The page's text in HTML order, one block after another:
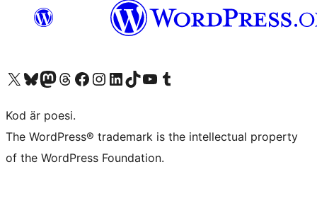
Besök vår X-konto (f.d. Twitter)
Besök vårt Bluesky-konto
Besök vårt Mastodon-konto
Besök vårt Thread-konto
Besök vår Facebook-sidaBesök vårt Instagram-konto
Besök vårt LinkedIn-konto
Besök vårt TikTok-konto
Besök vår YouTube-kanalBesök vårt Tumblr-konto
Kod är poesi.
The WordPress® trademark is the intellectual property
of the WordPress Foundation.